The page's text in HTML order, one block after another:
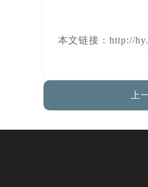
本文链接：http://
上